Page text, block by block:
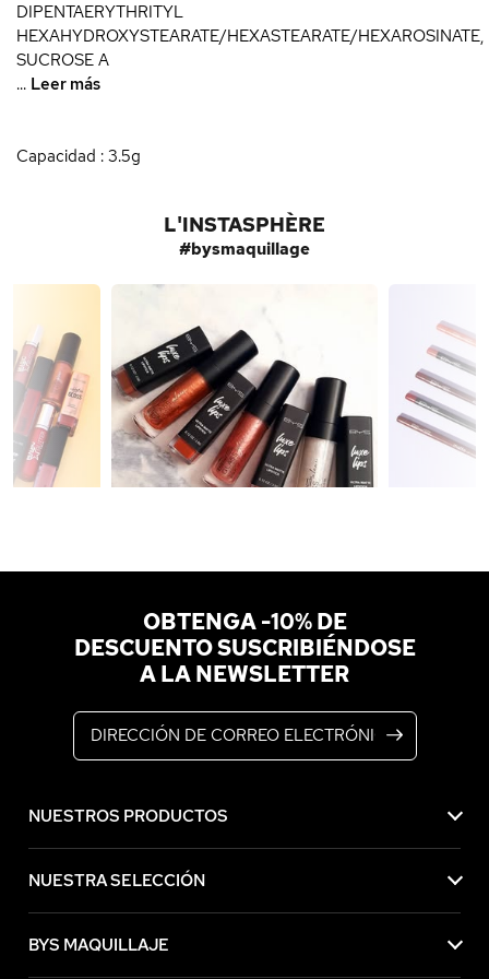
DIPENTAERYTHRITYL
HEXAHYDROXYSTEARATE/HEXASTEARATE/HEXAROSINATE,
SUCROSE A
... Leer más
Capacidad : 3.5g
L'INSTASPHÈRE
#bysmaquillage
OBTENGA -10% DE
DESCUENTO SUSCRIBIÉNDOSE
A LA NEWSLETTER
NUESTROS PRODUCTOS
NUESTRA SELECCIÓN
BYS MAQUILLAJE